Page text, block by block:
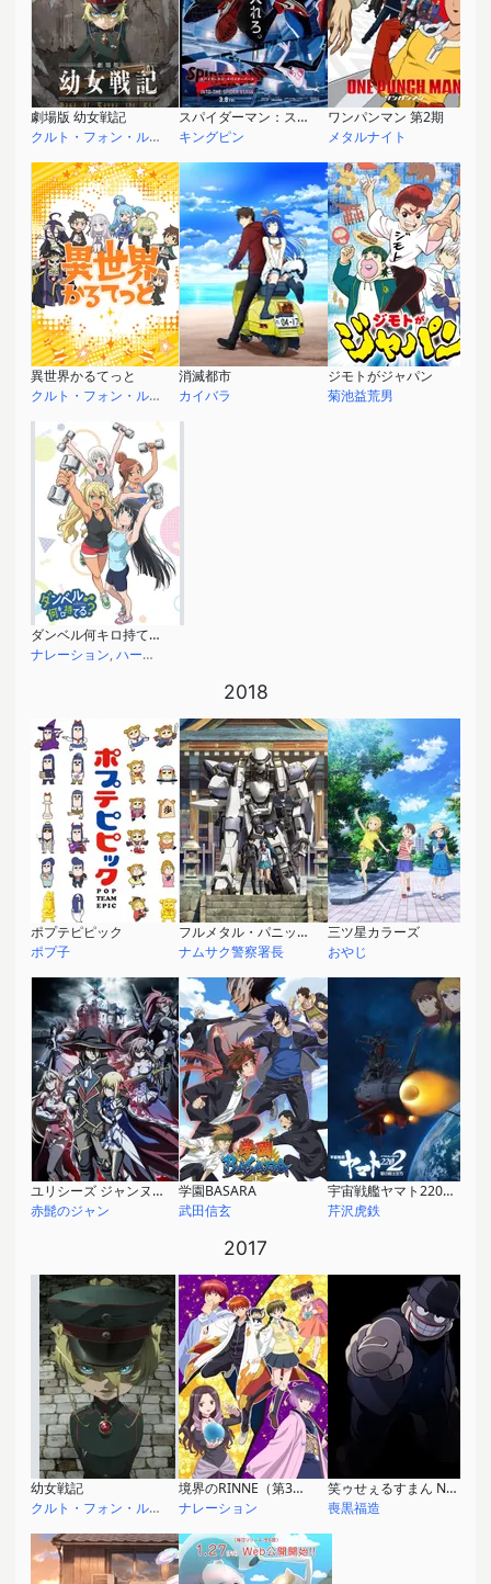
劇場版 幼女戦記
クルト・フォン・ルーデルドルフ
スパイダーマン：スパイダーバース
キングピン
ワンパンマン 第2期
メタルナイト
異世界かるてっと
クルト・フォン・ルーデルドルフ
消滅都市
カイバラ
ジモトがジャパン
菊池益荒男
ダンベル何キロ持てる？
ナレーション,ハーンノルド・ドゲゲンチョネッガー
2018
ポプテピピック
ポプ子
フルメタル・パニック！ Invisible Victory
ナムサク警察署長
三ツ星カラーズ
おやじ
ユリシーズ ジャンヌ・ダルクと錬金の騎士
赤髭のジャン
学園BASARA
武田信玄
宇宙戦艦ヤマト2202 愛の戦士たち
芹沢虎鉄
2017
幼女戦記
クルト・フォン・ルーデルドルフ
境界のRINNE（第3シリーズ）
ナレーション
笑ゥせぇるすまん NEW
喪黒福造